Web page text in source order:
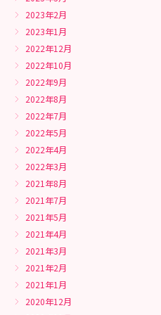
2023年2月
2023年1月
2022年12月
2022年10月
2022年9月
2022年8月
2022年7月
2022年5月
2022年4月
2022年3月
2021年8月
2021年7月
2021年5月
2021年4月
2021年3月
2021年2月
2021年1月
2020年12月